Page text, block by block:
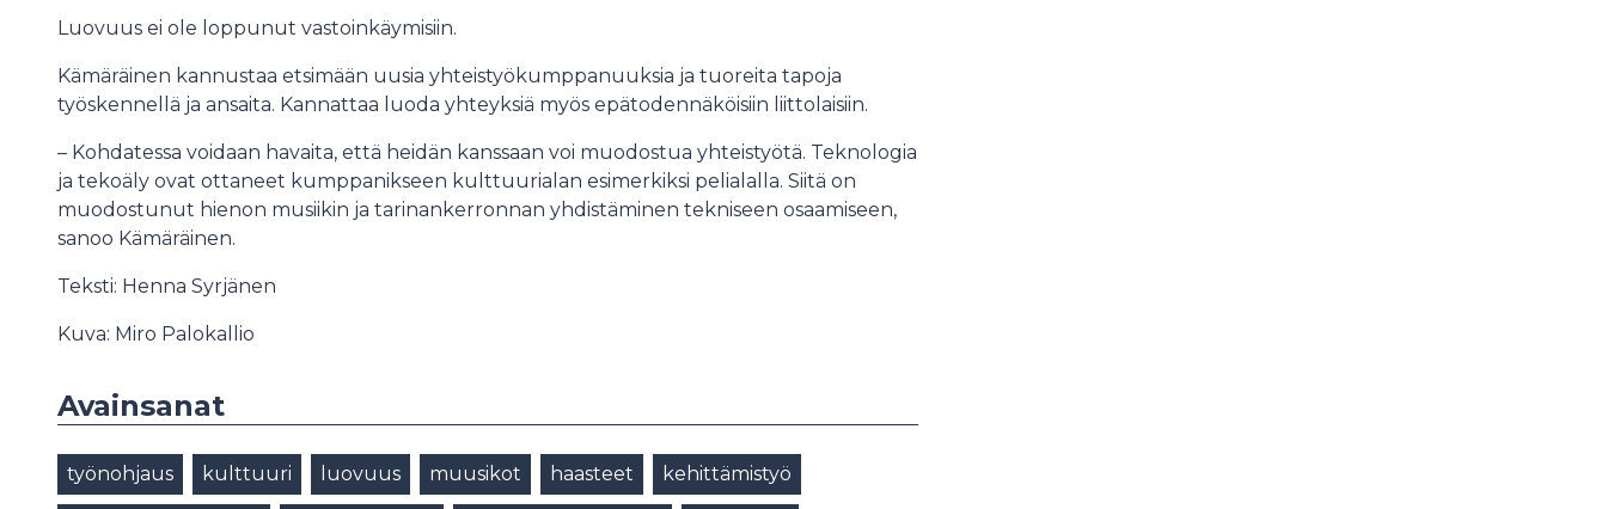
Luovuus ei ole loppunut vastoinkäymisiin.
Kämäräinen kannustaa etsimään uusia yhteistyökumppanuuksia ja tuoreita tapoja
työskennellä ja ansaita. Kannattaa luoda yhteyksiä myös epätodennäköisiin liittolaisiin.
– Kohdatessa voidaan havaita, että heidän kanssaan voi muodostua yhteistyötä. Teknologia
ja tekoäly ovat ottaneet kumppanikseen kulttuurialan esimerkiksi pelialalla. Siitä on
muodostunut hienon musiikin ja tarinankerronnan yhdistäminen tekniseen osaamiseen,
sanoo Kämäräinen.
Teksti: Henna Syrjänen
Kuva: Miro Palokallio
Avainsanat
työnohjaus kulttuuri luovuus muusikot haasteet kehittämistyö